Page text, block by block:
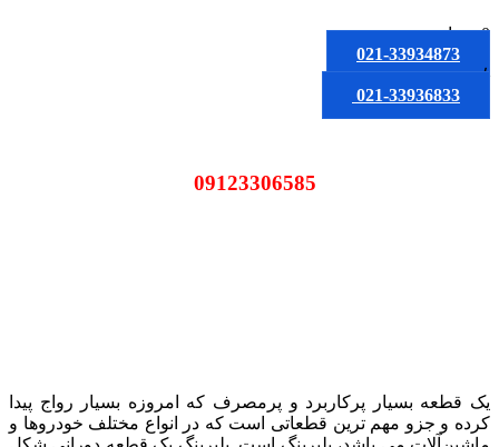
0 تومان
021-33934873
یا
021-33936833
یک قطعه بسیار پرکاربرد و پرمصرف که امروزه بسیار رواج پیدا
کرده و جزو مهم‌ ترین قطعاتی است که در انواع مختلف خودروها و